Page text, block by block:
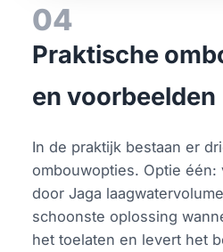
04
Praktische
en voorbeelden
In de praktijk bestaan er
ombouwopties. Optie
door Jaga
schoonste oplossing
het toelaten en levert het